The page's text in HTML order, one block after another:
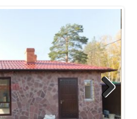
Next